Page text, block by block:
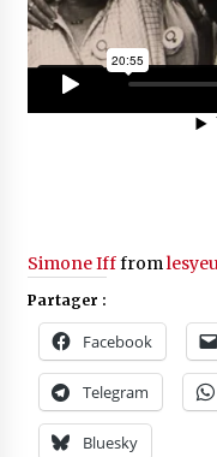
Simone Ifffrom
Partager :
Facebook
Telegram
Bluesky